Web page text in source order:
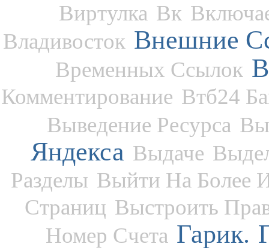
Виртулка Вк
Владивосток Внешние
Временных Ссылок
Комментирование Втб24
Выведение Ресурса
Яндекса Выдаче
Разделы Выйти На Более
Страниц Выстроить
Номер Счета Гарик.